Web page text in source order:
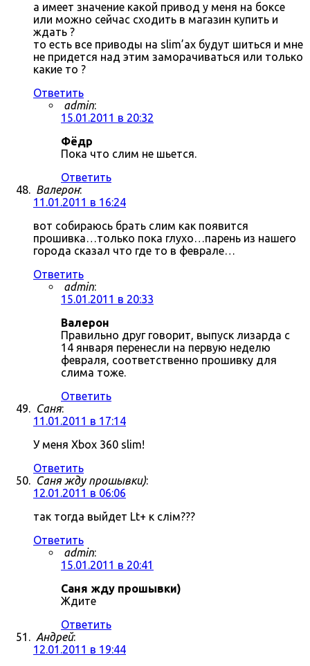
а имеет значение какой привод у меня на боксе
или можно сейчас сходить в магазин купить и
ждать ?
то есть все приводы на slim’ах будут шиться и мне
не придется над этим заморачиваться или только
какие то ?
Ответить
admin:
15.01.2011 в 20:32
Фёдр
Пока что слим не шьется.
Ответить
Валерон:
11.01.2011 в 16:24
вот собираюсь брать слим как появится
прошивка…только пока глухо…парень из нашего
города сказал что где то в феврале…
Ответить
admin:
15.01.2011 в 20:33
Валерон
Правильно друг говорит, выпуск лизарда с
14 января перенесли на первую неделю
февраля, соответственно прошивку для
слима тоже.
Ответить
Саня:
11.01.2011 в 17:14
У меня Xbox 360 slim!
Ответить
Саня жду прошывки):
12.01.2011 в 06:06
так тогда выйдет Lt+ к слім???
Ответить
admin:
15.01.2011 в 20:41
Саня жду прошывки)
Ждите
Ответить
Андрей:
12.01.2011 в 19:44